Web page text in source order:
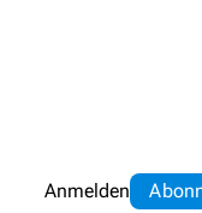
Anmelden Abo